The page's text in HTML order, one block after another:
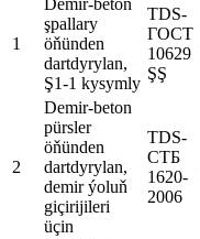
1
şpallary
öňünden
dartdyrylan,
Ş1-1 kysymly
TDS-
ГОСТ
10629
ŞŞ
2
Demir-beton
pürsler
öňünden
dartdyrylan,
demir ýoluň
giçirijileri
üçin
TDS-
СТБ
1620-
2006